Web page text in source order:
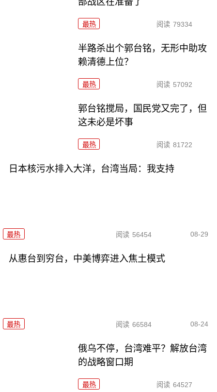
最热 阅读 79334
半路杀出个郭台铭，无形中助攻
赖清德上位？
最热 阅读 57092
郭台铭搅局，国民党又完了，但
这未必是坏事
最热 阅读 81722
日本核污水排入大洋，台湾当局：我支持
最热 阅读 56454 08-29
从惠台到穷台，中美博弈进入焦土模式
最热 阅读 66584 08-24
俄乌不停，台湾难平？解放台湾
的战略窗口期
最热 阅读 64527